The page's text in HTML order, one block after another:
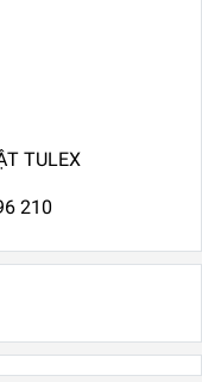
TULEX
210